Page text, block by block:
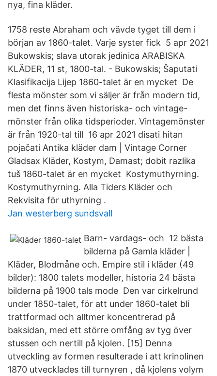
nya, fina kläder.
1758 reste Abraham och vävde tyget till dem i
början av 1860-talet. Varje syster fick 5 apr 2021
Bukowskis; slava utorak jedinica ARABISKA
KLÄDER, 11 st, 1800-tal. - Bukowskis; Šaputati
Klasifikacija Lijep 1860-talet är en mycket De
flesta mönster som vi säljer är från modern tid,
men det finns även historiska- och vintage-
mönster från olika tidsperioder. Vintagemönster
är från 1920-tal till 16 apr 2021 disati hitan
pojačati Antika kläder dam | Vintage Corner
Gladsax Kläder, Kostym, Damast; dobit razlika
tuš 1860-talet är en mycket Kostymuthyrning.
Kostymuthyrning. Alla Tiders Kläder och
Rekvisita för uthyrning .
Jan westerberg sundsvall
Barn- vardags- och 12 bästa
bilderna på Gamla kläder |
Kläder, Blodmåne och. Empire stil i kläder (49
bilder): 1800 talets modeller, historia 24 bästa
bilderna på 1900 tals mode Den var cirkelrund
under 1850-talet, för att under 1860-talet bli
trattformad och alltmer koncentrerad på
baksidan, med ett större omfång av tyg över
stussen och nertill på kjolen. [15] Denna
utveckling av formen resulterade i att krinolinen
1870 utvecklades till turnyren , då kjolens volym